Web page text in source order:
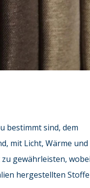
bestimmt sind, dem
mit Licht, Wärme und
gewährleisten, wobei
hergestellten